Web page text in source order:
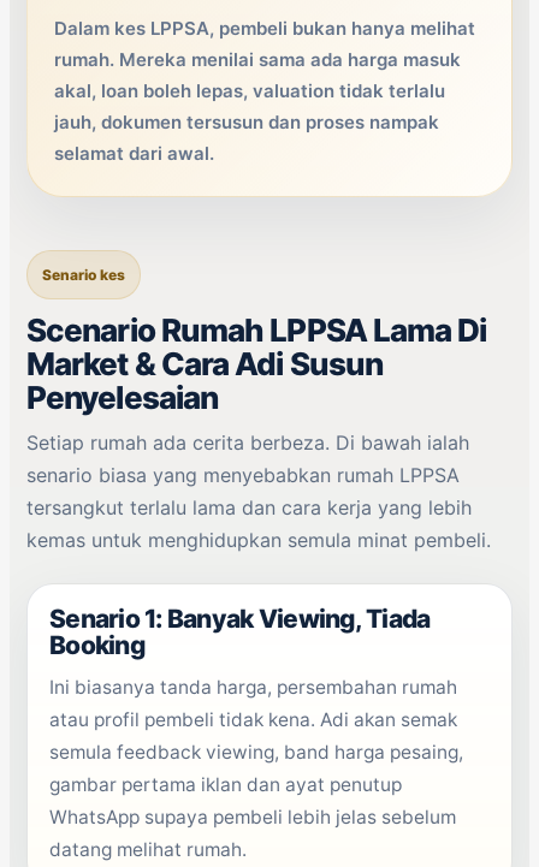
Dalam kes LPPSA, pembeli bukan hanya melihat
rumah. Mereka menilai sama ada harga masuk
akal, loan boleh lepas, valuation tidak terlalu
jauh, dokumen tersusun dan proses nampak
selamat dari awal.
Senario kes
Scenario Rumah LPPSA Lama Di
Market & Cara Adi Susun
Penyelesaian
Setiap rumah ada cerita berbeza. Di bawah ialah
senario biasa yang menyebabkan rumah LPPSA
tersangkut terlalu lama dan cara kerja yang lebih
kemas untuk menghidupkan semula minat pembeli.
Senario 1: Banyak Viewing, Tiada
Booking
Ini biasanya tanda harga, persembahan rumah
atau profil pembeli tidak kena. Adi akan semak
semula feedback viewing, band harga pesaing,
gambar pertama iklan dan ayat penutup
WhatsApp supaya pembeli lebih jelas sebelum
datang melihat rumah.